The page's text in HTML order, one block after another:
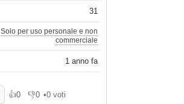
31
Solo per uso personale e non
commerciale
1 anno fa
👍0
Mi piace
👎0
Non mi piace
•0 voti